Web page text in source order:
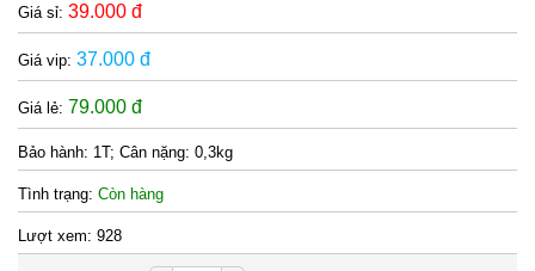
Giá sỉ: 39.000 đ
Giá vip: 37.000 đ
Giá lẻ: 79.000 đ
Bảo hành: 1T; Cân nặng: 0,3kg
Tình trạng: Còn hàng
Lượt xem: 928